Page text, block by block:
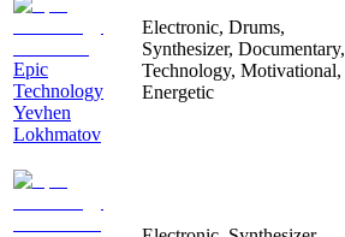
Epic
Technology
Yevhen
Lokhmatov
Electronic, Drums,
Synthesizer, Documentary,
Technology, Motivational,
Energetic